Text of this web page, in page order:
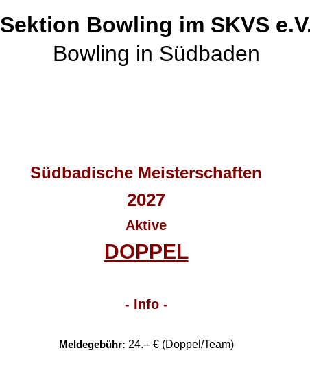
Sektion Bowling im SKVS
Bowling in Südbaden
Südbadische Meisterschaften
2027
Aktive
DOPPEL
- Info -
Meldegebühr: 24.-- € (Doppel/Team)